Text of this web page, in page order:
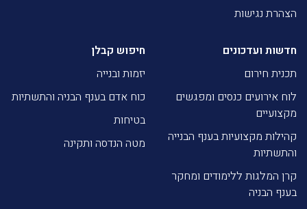
הצהרת נגישות
חדשות ועדכונים
תכנית חירום
לוח אירועים כנסים ומפגשים
מקצועיים
קהילות מקצועיות בענף הבנייה
והתשתיות
קרן המלגות ללימודים ומחקר
בענף הבניה
חיפוש קבלן
יזמות ובנייה
כוח אדם בענף הבניה והתשתיות
בטיחות
מטה הנדסה ותקינה